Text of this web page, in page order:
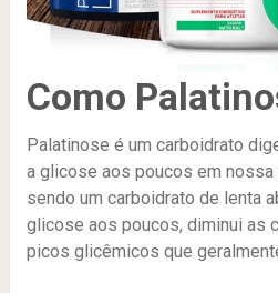
Como
Palatinose é um carboidrato
a glicose aos poucos em nossa
sendo um carboidrato de lenta
glicose aos poucos, diminui as
picos glicêmicos que